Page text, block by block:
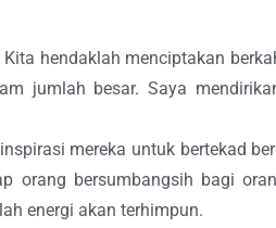
hendaklah menciptakan
jumlah besar. Saya
mereka untuk bertekad
bersumbangsih bagi
energi akan terhimpun.